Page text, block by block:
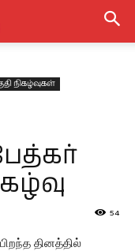
நிகழ்வுகள்
54
தினத்தில்